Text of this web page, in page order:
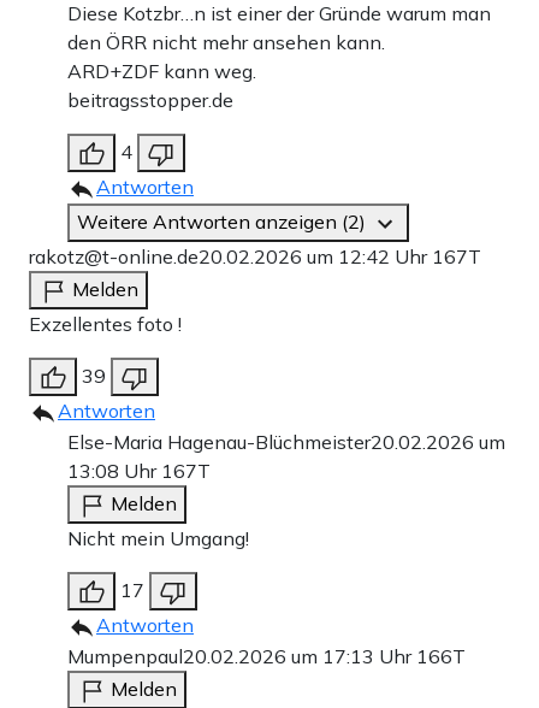
Diese Kotzbr…n ist einer der Gründe warum man
den ÖRR nicht mehr ansehen kann.
ARD+ZDF kann weg.
beitragsstopper.de
4
Antworten
Weitere Antworten anzeigen (2)
rakotz@t-online.de20.02.2026 um 12:42 Uhr 167T
Melden
Exzellentes foto !
39
Antworten
Else-Maria Hagenau-Blüchmeister20.02.2026 um
13:08 Uhr 167T
Melden
Nicht mein Umgang!
17
Antworten
Mumpenpaul20.02.2026 um 17:13 Uhr 166T
Melden